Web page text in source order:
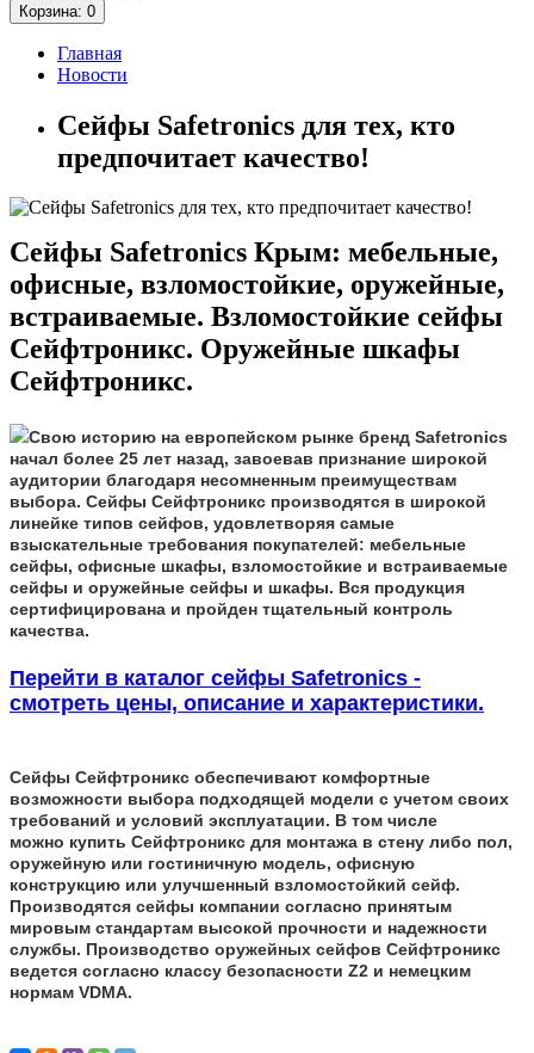
Корзина: 0
Главная
Новости
Сейфы Safetronics для тех, кто
предпочитает качество!
Сейфы Safetronics Крым: мебельные,
офисные, взломостойкие, оружейные,
встраиваемые. Взломостойкие сейфы
Сейфтроникс. Оружейные шкафы
Сейфтроникс.
Свою историю на европейском рынке бренд Safetronics
начал более 25 лет назад, завоевав признание широкой
аудитории благодаря несомненным преимуществам
выбора. Сейфы Сейфтроникс производятся в широкой
линейке типов сейфов, удовлетворяя самые
взыскательные требования покупателей: мебельные
сейфы, офисные шкафы, взломостойкие и встраиваемые
сейфы и оружейные сейфы и шкафы. Вся продукция
сертифицирована и пройден тщательный контроль
качества.
Перейти в каталог сейфы Safetronics -
смотреть цены, описание и характеристики.
Сейфы Сейфтроникс обеспечивают комфортные
возможности выбора подходящей модели с учетом своих
требований и условий эксплуатации. В том числе
можно купить Сейфтроникс для монтажа в стену либо пол,
оружейную или гостиничную модель, офисную
конструкцию или улучшенный взломостойкий сейф.
Производятся сейфы компании согласно принятым
мировым стандартам высокой прочности и надежности
службы. Производство оружейных сейфов Сейфтроникс
ведется согласно классу безопасности Z2 и немецким
нормам VDMA.